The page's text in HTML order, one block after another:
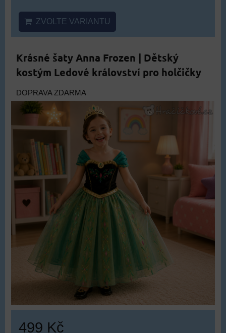
ZVOLTE VARIANTU
Krásné šaty Anna Frozen | Dětský
kostým Ledové království pro holčičky
DOPRAVA ZDARMA
499 Kč